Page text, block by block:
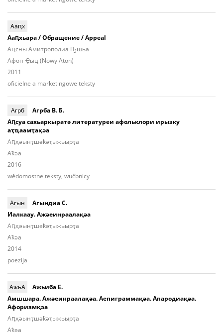
Ааԥх
Ааԥхьара / Обращение / Appeal
Аԥсны Амитрополиа Ҧшьа
Афон Ҿыц (Nowy Aton)
2011
oficielne a marketingowe teksty
Агрб
Агрба В. Б.
Аԥсуа сахьаркыратә литературеи афольклори ирызку
аҭҵаамҭақәа
Аԥҳәынҭшәҟәҭыжьырҭа
Aҟәа
2016
wědomostne teksty, wučbnicy
Агын
Агындиа С.
Иалкаау. Ажәеинраалақәа
Аԥҳәынҭшәҟәҭыжьырҭа
Aҟәа
2014
poezija
АжьА
Ажьиба Е.
Амшшара. Ажәеинраалақәа. Аепиграммақәа. Апародиақәа.
Афоризмқәа
Аԥ­ҳәынҭ­шәҟәҭы­жьыp­ҭа
Aҟәа